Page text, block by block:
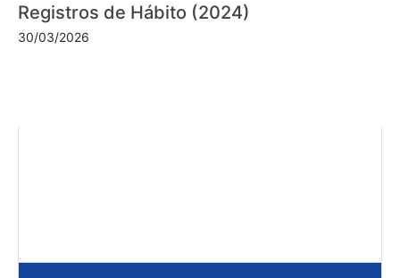
Registros de Hábito (2024)
30/03/2026